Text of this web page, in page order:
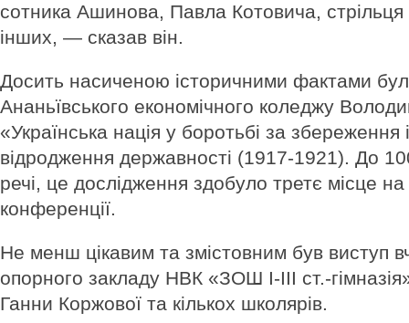
сотника Ашинова, Павла Котовича,
інших, — сказав він.
Досить насиченою історичними фактами
Ананьївського економічного коледжу
«Українська нація у боротьбі за збереження
відродження державності (1917-1921). До
речі, це дослідження здобуло третє місце на
конференції.
Не менш цікавим та змістовним був виступ
опорного закладу НВК «ЗОШ І-ІІІ ст.-
Ганни Коржової та кількох школярів.